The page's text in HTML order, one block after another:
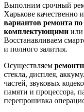
Выполним срочный
Харькове качественно
вариантов ремонта
комплектующими или
Восстанавливаем
и полного залития.
Осуществляем
стекла, дисплея,
частей, звуковых
памяти и процессора,
перепрошивка